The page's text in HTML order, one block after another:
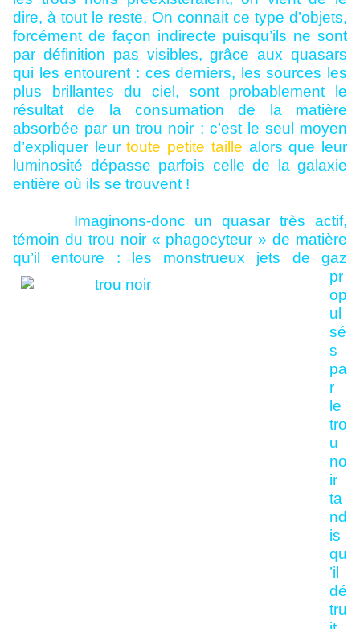
dire, à tout le reste. On connait ce type d’objets,
forcément de façon indirecte puisqu’ils ne sont
par définition pas visibles, grâce aux quasars
qui les entourent : ces derniers, les sources les
plus brillantes du ciel, sont probablement le
résultat de la consumation de la matière
absorbée par un trou noir ; c’est le seul moyen
d’expliquer leurtoute petite taille alors que leur
luminosité dépasse parfois celle de la galaxie
entière où ils se trouvent !
Imaginons-donc un quasar très actif,
témoin du trou noir « phagocyteur » de matière
qu’il entoure : les monstrueux jets de gaz
pr
op
ul
sé
s
pa
r
le
tro
u
no
ir
ta
nd
is
qu
’il
dé
tru